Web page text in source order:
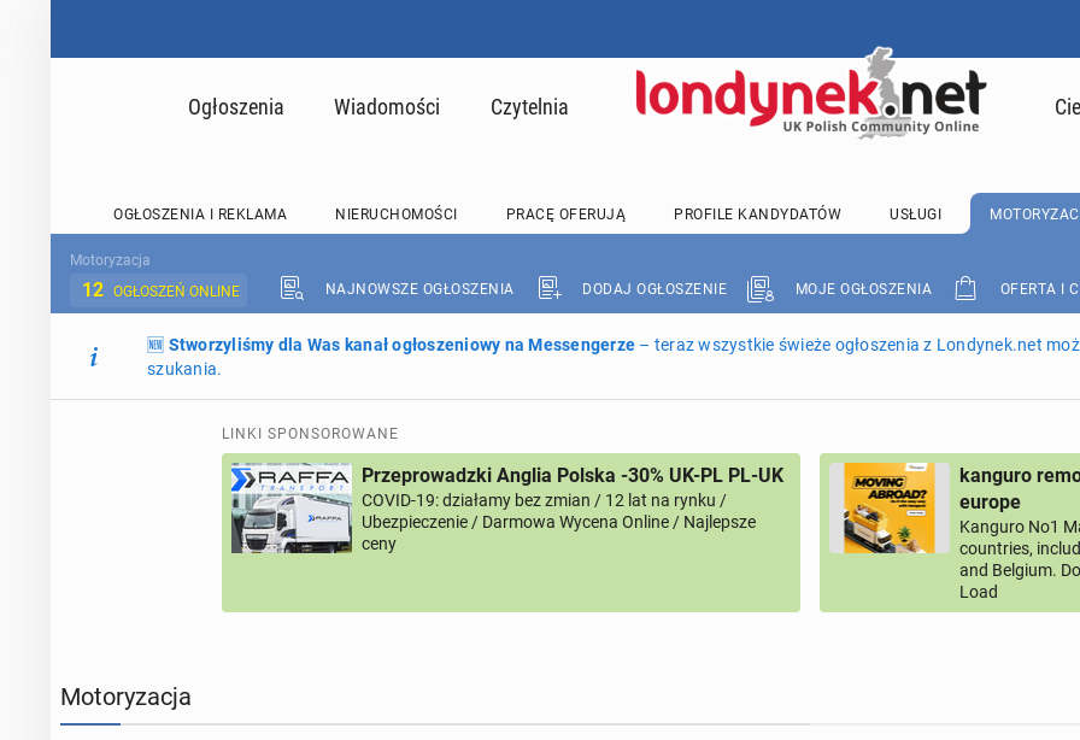
Ogłoszenia Wiadomości Czytelnia
OGŁOSZENIA I REKLAMA NIERUCHOMOŚCI PRACĘ OFERUJĄ PROFILE KANDYDATÓW USŁUGI
Motoryzacja
12 OGŁOSZEŃ ONLINE NAJNOWSZE OGŁOSZENIA DODAJ OGŁOSZENIE MOJE OGŁOSZENIA OFERTA I
🆕 Stworzyliśmy dla Was kanał ogłoszeniowy na Messengerze – teraz wszystkie świeże ogłoszenia z Londynek.net
szukania.
LINKI SPONSOROWANE
Przeprowadzki Anglia Polska -30% UK-PL PL-UK
COVID-19: działamy bez zmian / 12 lat na rynku /
Ubezpieczenie / Darmowa Wycena Online / Najlepsze
ceny
kanguro
europe
Kanguro No1
countries,
and Belgium.
Load
Motoryzacja